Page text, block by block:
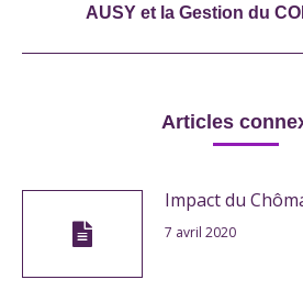
Next
AUSY et la Gestion du
Articles
Impact du
7 avril 2020